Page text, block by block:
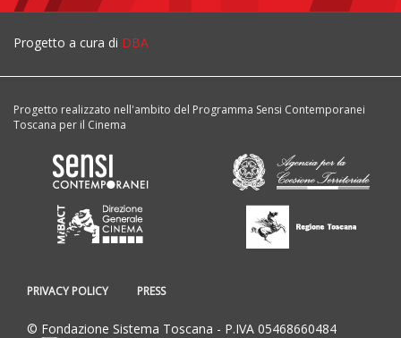
Progetto a cura di DBA
Progetto realizzato nell'ambito del Programma Sensi Contemporanei
Toscana per il Cinema
PRIVACY POLICY PRESS
© Fondazione Sistema Toscana - P.IVA 05468660484